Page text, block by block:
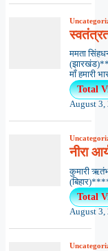
ममता
माँ हमारी
Total
August 3,
नीरा
कुमारी
Total
August 3,